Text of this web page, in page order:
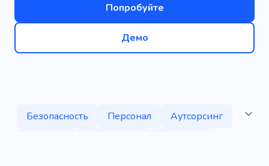
Попробуйте
Демо
Безопасность Персонал
Аутсорсинг